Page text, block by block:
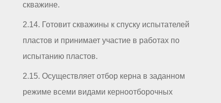
скважине.
2.14. Готовит скважины к спуску испытателей
пластов и принимает участие в работах по
испытанию пластов.
2.15. Осуществляет отбор керна в заданном
режиме всеми видами керноотборочных